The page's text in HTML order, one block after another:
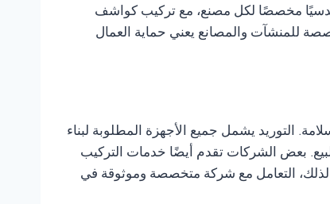
هندسيًا مخصصًا لكل مصنع، مع تركيب كواشف
للمنشآت والمصانع يعني حماية العمال
التوريد يشمل جميع الأجهزة المطلوبة لبناء
بعض الشركات تقدم أيضًا خدمات التركيب
لذلك، التعامل مع شركة متخصصة وموثوقة في